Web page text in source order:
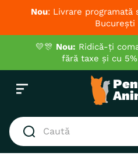
Nou: Livrare programată
💛🎊 Nou: Ridică-ți
fără taxe și cu
Caută